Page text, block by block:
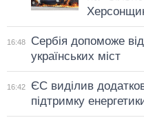
16:48
Сербія допоможе
українських міст
16:42
ЄС виділив
підтримку